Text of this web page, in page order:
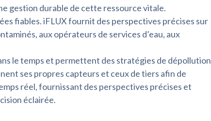
gestion durable de cette ressource vitale.
fiables. iFLUX fournit des perspectives précises sur
aux opérateurs de services d’eau, aux
le temps et permettent des stratégies de dépollution
ses propres capteurs et ceux de tiers afin de
réel, fournissant des perspectives précises et
éclairée.